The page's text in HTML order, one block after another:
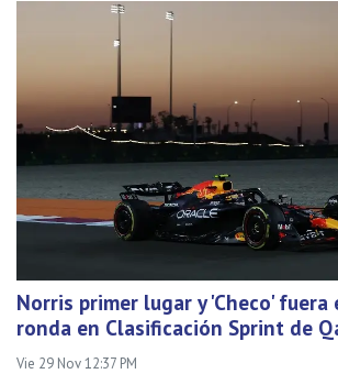
Norris primer lugar y 'Checo' fuera
ronda en Clasificación Sprint de
Vie 29 Nov 12:37 PM